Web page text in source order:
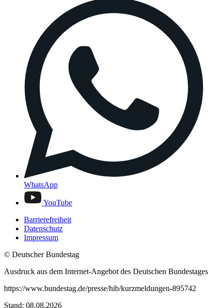
WhatsApp
YouTube
Barrierefreiheit
Datenschutz
Impressum
© Deutscher Bundestag
Ausdruck aus dem Internet-Angebot des Deutschen Bundestages
https://www.bundestag.de/presse/hib/kurzmeldungen-895742
Stand: 08.08.2026